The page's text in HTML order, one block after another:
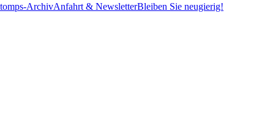
ArchivAnfahrt & NewsletterBleiben Sie neugierig!